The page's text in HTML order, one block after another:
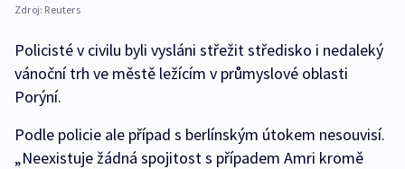
Zdroj: Reuters
Policisté v civilu byli vysláni střežit středisko i nedaleký
vánoční trh ve městě ležícím v průmyslové oblasti
Porýní.
Podle policie ale případ s berlínským útokem nesouvisí.
„Neexistuje žádná spojitost s případem Amri kromě